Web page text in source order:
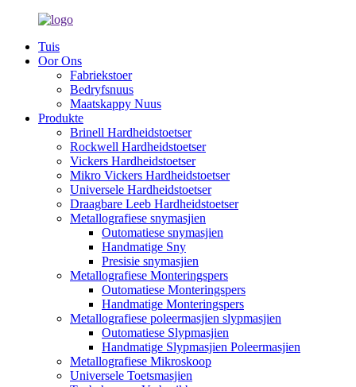
Tuis
Oor Ons
Fabriekstoer
Bedryfsnuus
Maatskappy Nuus
Produkte
Brinell Hardheidstoetser
Rockwell Hardheidstoetser
Vickers Hardheidstoetser
Mikro Vickers Hardheidstoetser
Universele Hardheidstoetser
Draagbare Leeb Hardheidstoetser
Metallografiese snymasjien
Outomatiese snymasjien
Handmatige Sny
Presisie snymasjien
Metallografiese Monteringspers
Outomatiese Monteringspers
Handmatige Monteringspers
Metallografiese poleermasjien slypmasjien
Outomatiese Slypmasjien
Handmatige Slypmasjien Poleermasjien
Metallografiese Mikroskoop
Universele Toetsmasjien